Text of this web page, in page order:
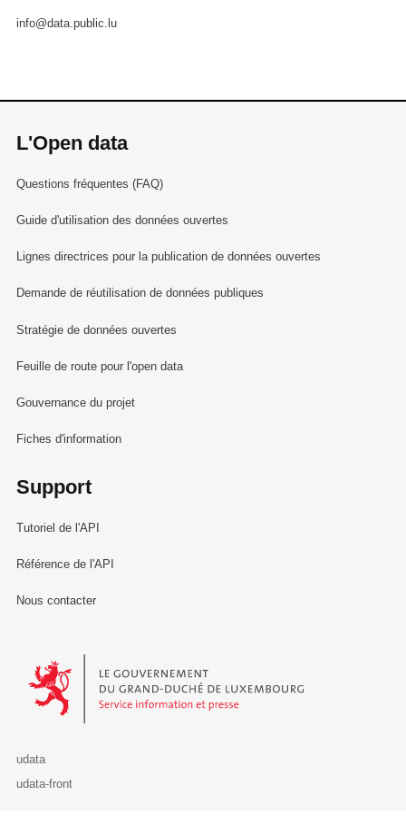
info@data.public.lu
L'Open data
Questions fréquentes (FAQ)
Guide d'utilisation des données ouvertes
Lignes directrices pour la publication de données ouvertes
Demande de réutilisation de données publiques
Stratégie de données ouvertes
Feuille de route pour l'open data
Gouvernance du projet
Fiches d'information
Support
Tutoriel de l'API
Référence de l'API
Nous contacter
Le Gouvernement du Grand-Duché de Luxembourg - Service
udata
udata-front